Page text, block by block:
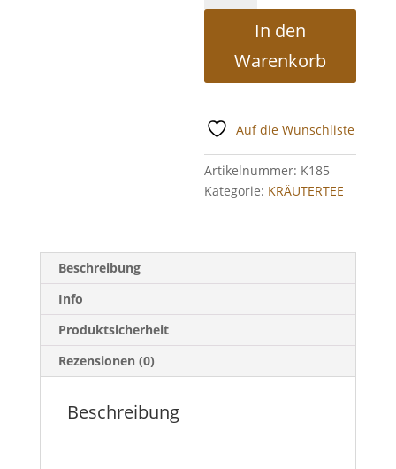
Kurkuma
In den
Warenkorb
Auf die Wunschliste
Artikelnummer: K185
Kategorie: KRÄUTERTEE
Beschreibung
Info
Produktsicherheit
Rezensionen (0)
Beschreibung